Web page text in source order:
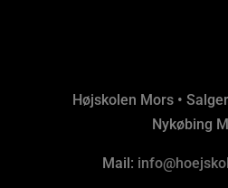
Højskolen Mors •
Nykøbing
Mail: